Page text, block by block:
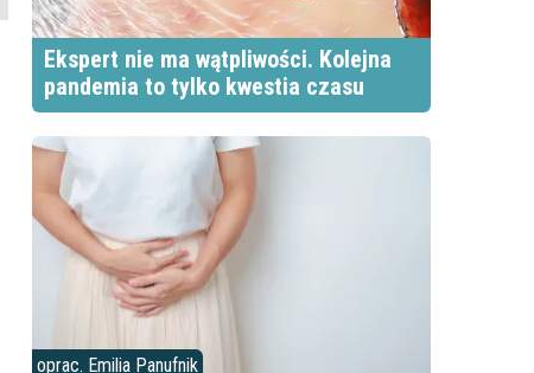
Ekspert nie ma wątpliwości. Kolejna
pandemia to tylko kwestia czasu
oprac. Emilia Panufnik